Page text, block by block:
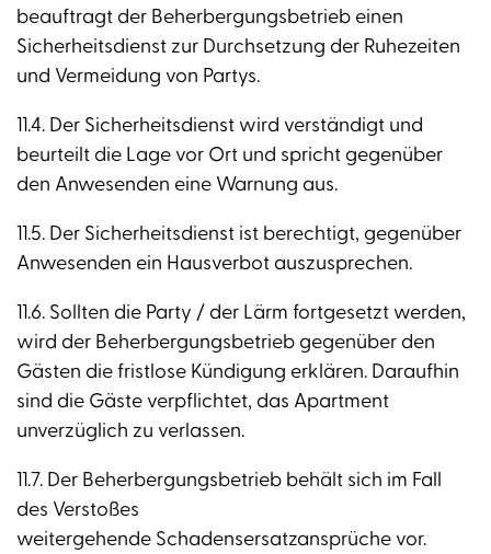
beauftragt der Beherbergungsbetrieb einen
Sicherheitsdienst zur Durchsetzung der Ruhezeiten
und Vermeidung von Partys.
11.4. Der Sicherheitsdienst wird verständigt und
beurteilt die Lage vor Ort und spricht gegenüber
den Anwesenden eine Warnung aus.
11.5. Der Sicherheitsdienst ist berechtigt, gegenüber
Anwesenden ein Hausverbot auszusprechen.
11.6. Sollten die Party / der Lärm fortgesetzt werden,
wird der Beherbergungsbetrieb gegenüber den
Gästen die fristlose Kündigung erklären. Daraufhin
sind die Gäste verpflichtet, das Apartment
unverzüglich zu verlassen.
11.7. Der Beherbergungsbetrieb behält sich im Fall
des Verstoßes
weitergehende Schadensersatzansprüche vor.